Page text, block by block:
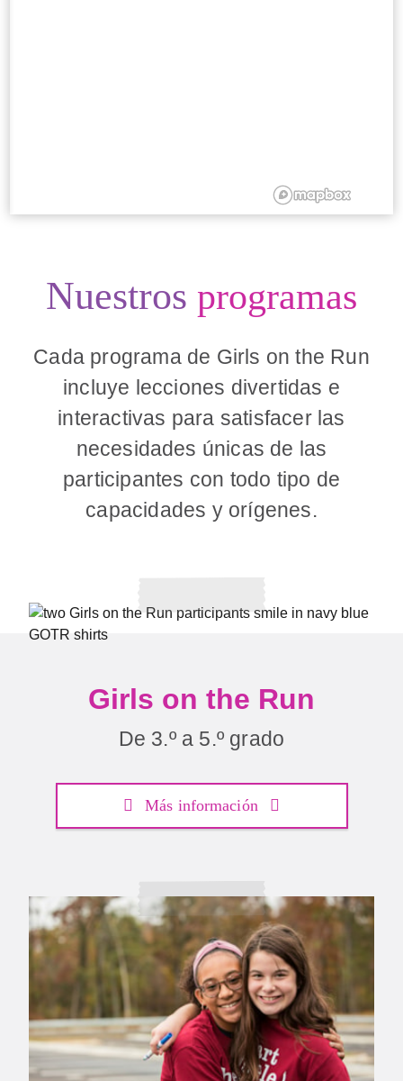
Nuestros programas
Cada programa de Girls on the Run
incluye lecciones divertidas e
interactivas para satisfacer las
necesidades únicas de las
participantes con todo tipo de
capacidades y orígenes.
Girls on the Run
De 3.º a 5.º grado
Más información